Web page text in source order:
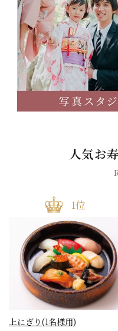
人気お
上にぎり(1名様用)